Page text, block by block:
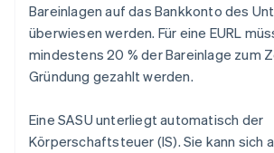
Bareinlagen auf das Bankkonto des
überwiesen werden. Für eine EURL
mindestens 20 % der Bareinlage zum
Gründung gezahlt werden.
Eine SASU unterliegt automatisch der
Körperschaftsteuer (IS). Sie kann sich